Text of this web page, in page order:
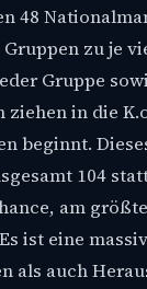
48
zu je
Gruppe
in die
beginnt.
104
am
ist eine
als auch